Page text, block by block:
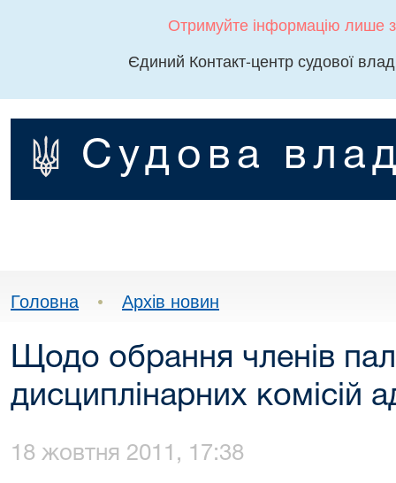
Отримуйте інформацію лише
Єдиний Контакт-центр судової
Судова
Головна • Архів новин
Щодо обрання членів
дисциплінарних комісій
18 жовтня 2011, 17:38